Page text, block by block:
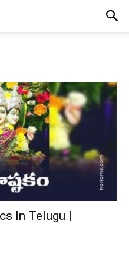
In Telugu |